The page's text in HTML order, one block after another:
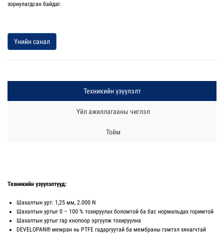
зориулагдсан байдаг.
Үнийн санал
Техникийн үзүүлэлт
Үйл ажиллагааны чиглэл
Тойм
Техникийн үзүүлэлтүүд:
Шахалтын урт: 1,25 мм, 2.000 N
Шахалтын уртыг 0 – 100 % тохируулах боломтой ба бас нормальдах горимтой
Шахалтын уртыг гар кнопоор эргүүлж тохируулна
DEVELOPAN® мемран нь PTFE гадаргуутай ба мембраны гэмтэл хянагчтай